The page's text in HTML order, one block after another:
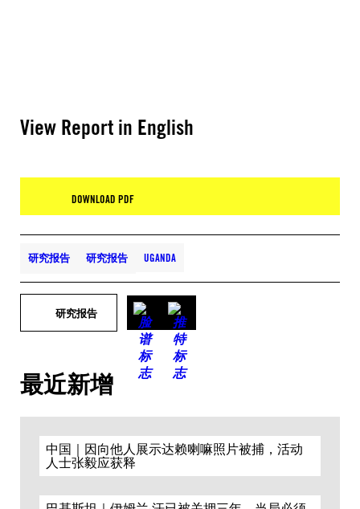
View Report in English
DOWNLOAD PDF
研究报告 研究报告 UGANDA
研究报告
最近新增
中国｜因向他人展示达赖喇嘛照片被捕，活动
人士张毅应获释